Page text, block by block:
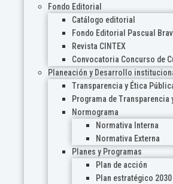
Fondo Editorial
Catálogo editorial
Fondo Editorial Pascual
Revista CINTEX
Convocatoria Concurso de
Planeación y Desarrollo
Transparencia y Ética
Programa de Transparencia
Normograma
Normativa Interna
Normativa Externa
Planes y Programas
Plan de acción
Plan estratégico 2030